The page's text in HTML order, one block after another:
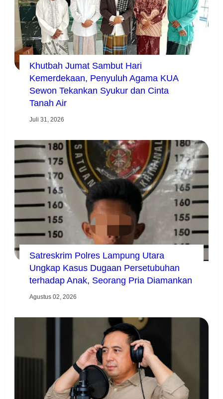
Khutbah Jumat Sambut Hari
Kemerdekaan, Penyuluh Agama KUA
Sewon Tekankan Syukur dan Cinta
Tanah Air
Juli 31, 2026
Satreskrim Polres Lampung Utara
Ungkap Kasus Dugaan Persetubuhan
terhadap Anak, Seorang Pria Diamankan
Agustus 02, 2026